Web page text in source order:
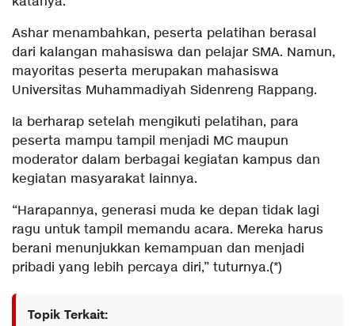
Ashar menambahkan, peserta pelatihan berasal
dari kalangan mahasiswa dan pelajar SMA. Namun,
mayoritas peserta merupakan mahasiswa
Universitas Muhammadiyah Sidenreng Rappang.
Ia berharap setelah mengikuti pelatihan, para
peserta mampu tampil menjadi MC maupun
moderator dalam berbagai kegiatan kampus dan
kegiatan masyarakat lainnya.
“Harapannya, generasi muda ke depan tidak lagi
ragu untuk tampil memandu acara. Mereka harus
berani menunjukkan kemampuan dan menjadi
pribadi yang lebih percaya diri,” tuturnya.(*)
Topik Terkait: